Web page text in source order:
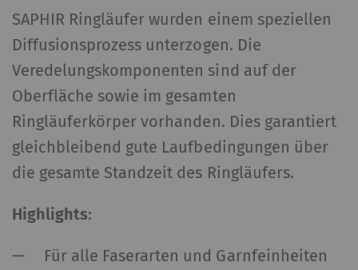
SAPHIR Ringläufer wurden einem speziellen
Diffusionsprozess unterzogen. Die
Veredelungskomponenten sind auf der
Oberfläche sowie im gesamten
Ringläuferkörper vorhanden. Dies garantiert
gleichbleibend gute Laufbedingungen über
die gesamte Standzeit des Ringläufers.
Highlights:
Für alle Faserarten und Garnfeinheiten